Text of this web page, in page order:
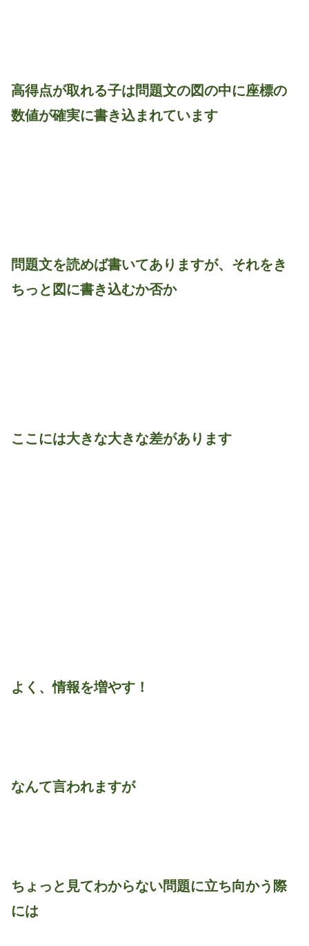
高得点が取れる子は問題文の図の中に座標の
数値が確実に書き込まれています
問題文を読めば書いてありますが、それをき
ちっと図に書き込むか否か
ここには大きな大きな差があります
よく、情報を増やす！
なんて言われますが
ちょっと見てわからない問題に立ち向かう際
には